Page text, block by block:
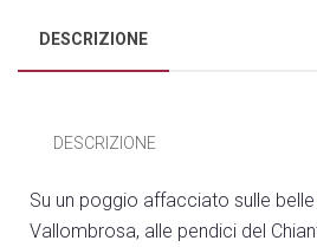
DESCRIZIONE
DESCRIZIONE
Su un poggio affacciato sulle
Vallombrosa, alle pendici del